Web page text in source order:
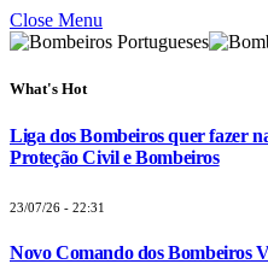
Close Menu
What's Hot
Liga dos Bombeiros quer fazer
Proteção Civil e Bombeiros
23/07/26 - 22:31
Novo Comando dos Bombeiros